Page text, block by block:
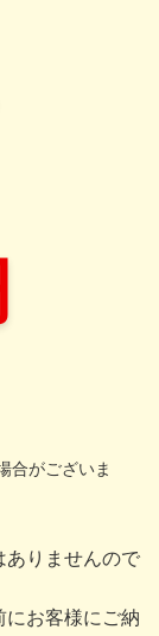
合がございま
ありませんので
にお客様にご納